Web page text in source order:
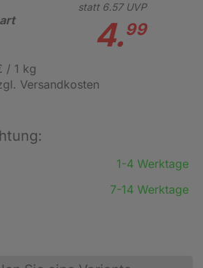
statt 6.57UVP
4.99
/ 1 kg
Versandkosten
1-4 Werktage
7-14 Werktage